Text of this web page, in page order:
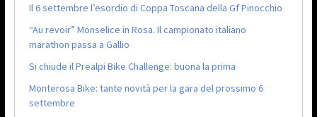
Il 6 settembre l’esordio di Coppa Toscana della Gf Pinocchio
“Au revoir” Monselice in Rosa. Il campionato italiano
marathon passa a Gallio
Si chiude il Prealpi Bike Challenge: buona la prima
Monterosa Bike: tante novità per la gara del prossimo 6
settembre